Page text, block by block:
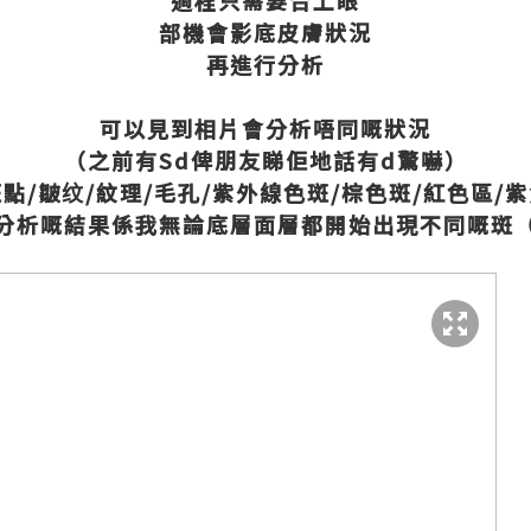
部機會影底皮膚狀況
再進行分析
可以見到相片會分析唔同嘅狀況
（之前有Sd俾朋友睇佢地話有d驚嚇）
/皺纹/紋理/毛孔/紫外線色斑/棕色斑/紅色區/紫
析嘅結果係我無論底層面層都開始出現不同嘅斑（